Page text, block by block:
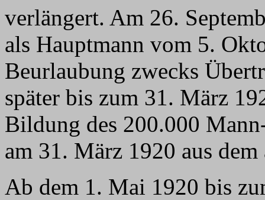
verlängert. Am 26.
als Hauptmann vom 5.
Beurlaubung zwecks
später bis zum 31. März
Bildung des 200.000
am 31. März 1920 aus
Ab dem 1. Mai 1920 bis